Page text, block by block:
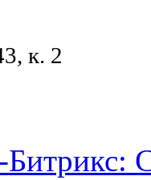
к. 2
Битрикс: